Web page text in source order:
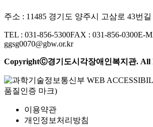
주소 : 11485 경기도 양주시 고삼로 43번길
TEL : 031-856-5300FAX : 031-856-0300E-
ggsg0070@gbw.or.kr
CopyrightⒸ경기도시각장애인복지관. All
이용약관
개인정보처리방침